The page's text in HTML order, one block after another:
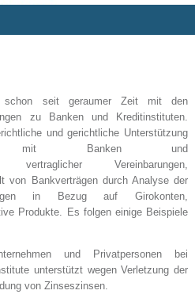
schon seit geraumer Zeit mit den
zu Banken und Kreditinstituten.
und gerichtliche Unterstützung
mit Banken und
vertraglicher Vereinbarungen,
von Bankverträgen durch Analyse der
in Bezug auf Girokonten,
Produkte. Es folgen einige Beispiele
und Privatpersonen bei
unterstützt wegen Verletzung der
von Zinseszinsen.